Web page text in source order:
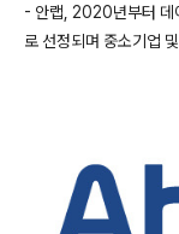
- 안랩 , 2020년부터 데
로 선정되며 중소기업